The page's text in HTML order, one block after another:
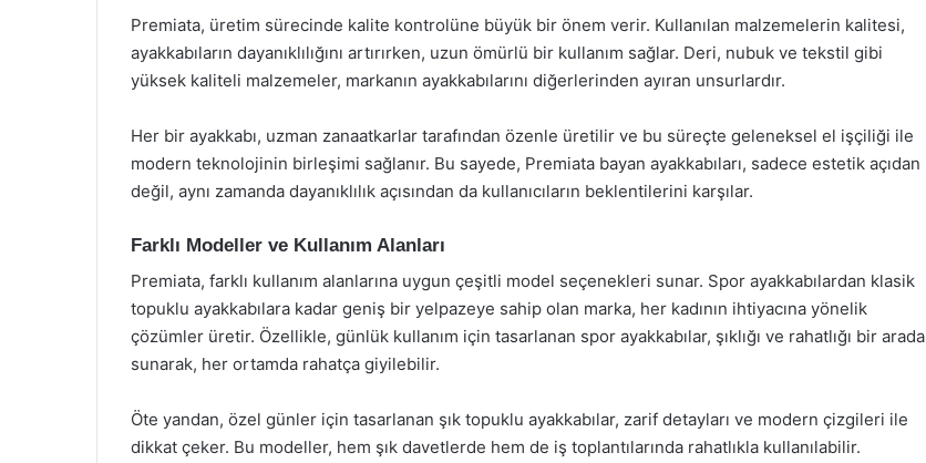
Premiata, üretim sürecinde kalite kontrolüne büyük bir önem verir. Kullanılan malzemelerin kalitesi,
ayakkabıların dayanıklılığını artırırken, uzun ömürlü bir kullanım sağlar. Deri, nubuk ve tekstil gibi
yüksek kaliteli malzemeler, markanın ayakkabılarını diğerlerinden ayıran unsurlardır.
Her bir ayakkabı, uzman zanaatkarlar tarafından özenle üretilir ve bu süreçte geleneksel el işçiliği ile
modern teknolojinin birleşimi sağlanır. Bu sayede, Premiata bayan ayakkabıları, sadece estetik açıdan
değil, aynı zamanda dayanıklılık açısından da kullanıcıların beklentilerini karşılar.
Farklı Modeller ve Kullanım Alanları
Premiata, farklı kullanım alanlarına uygun çeşitli model seçenekleri sunar. Spor ayakkabılardan klasik
topuklu ayakkabılara kadar geniş bir yelpazeye sahip olan marka, her kadının ihtiyacına yönelik
çözümler üretir. Özellikle, günlük kullanım için tasarlanan spor ayakkabılar, şıklığı ve rahatlığı bir arada
sunarak, her ortamda rahatça giyilebilir.
Öte yandan, özel günler için tasarlanan şık topuklu ayakkabılar, zarif detayları ve modern çizgileri ile
dikkat çeker. Bu modeller, hem şık davetlerde hem de iş toplantılarında rahatlıkla kullanılabilir.